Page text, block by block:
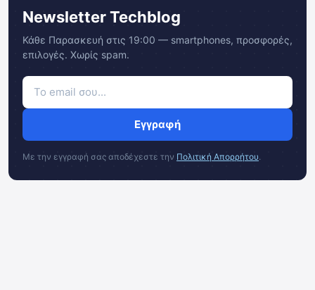
Newsletter Techblog
Κάθε Παρασκευή στις 19:00 — smartphones, προσφορές,
επιλογές. Χωρίς spam.
Εγγραφή
Με την εγγραφή σας αποδέχεστε την Πολιτική Απορρήτου.